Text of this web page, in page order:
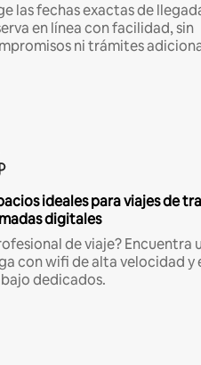
las fechas exactas de
en línea con facilidad, sin
ni trámites
ideales para viajes de
digitales
de viaje? Encuentra
con wifi de alta velocidad y
dedicados.